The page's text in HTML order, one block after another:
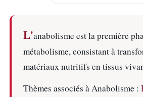
L'anabolisme est la première
métabolisme, consistant à
matériaux nutritifs en tissus
Thèmes associés à Anabolisme :